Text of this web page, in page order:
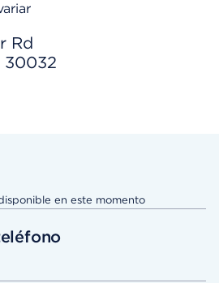
Rd
30032
en este momento